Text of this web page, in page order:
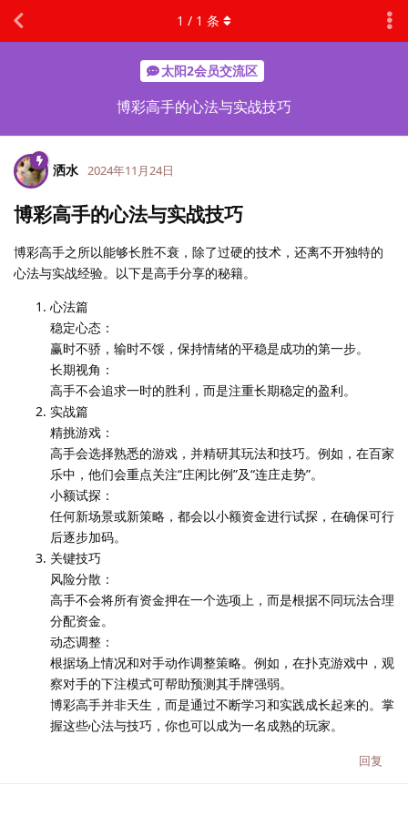
太阳2会员交流区
博彩高手的心法与实战技巧
1 / 1 条
洒水 2024年11月24日
博彩高手的心法与实战技巧
博彩高手之所以能够长胜不衰，除了过硬的技术，还离不开独特的
心法与实战经验。以下是高手分享的秘籍。
心法篇
稳定心态：
赢时不骄，输时不馁，保持情绪的平稳是成功的第一步。
长期视角：
高手不会追求一时的胜利，而是注重长期稳定的盈利。
实战篇
精挑游戏：
高手会选择熟悉的游戏，并精研其玩法和技巧。例如，在百家
乐中，他们会重点关注“庄闲比例”及“连庄走势”。
小额试探：
任何新场景或新策略，都会以小额资金进行试探，在确保可行
后逐步加码。
关键技巧
风险分散：
高手不会将所有资金押在一个选项上，而是根据不同玩法合理
分配资金。
动态调整：
根据场上情况和对手动作调整策略。例如，在扑克游戏中，观
察对手的下注模式可帮助预测其手牌强弱。
博彩高手并非天生，而是通过不断学习和实践成长起来的。掌
握这些心法与技巧，你也可以成为一名成熟的玩家。
回复